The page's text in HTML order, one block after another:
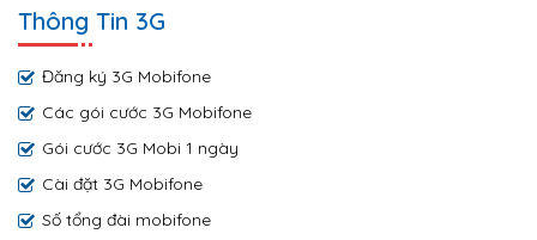
Thông Tin 3G
Đăng ký 3G Mobifone
Các gói cước 3G Mobifone
Gói cước 3G Mobi 1 ngày
Cài đặt 3G Mobifone
Số tổng đài mobifone